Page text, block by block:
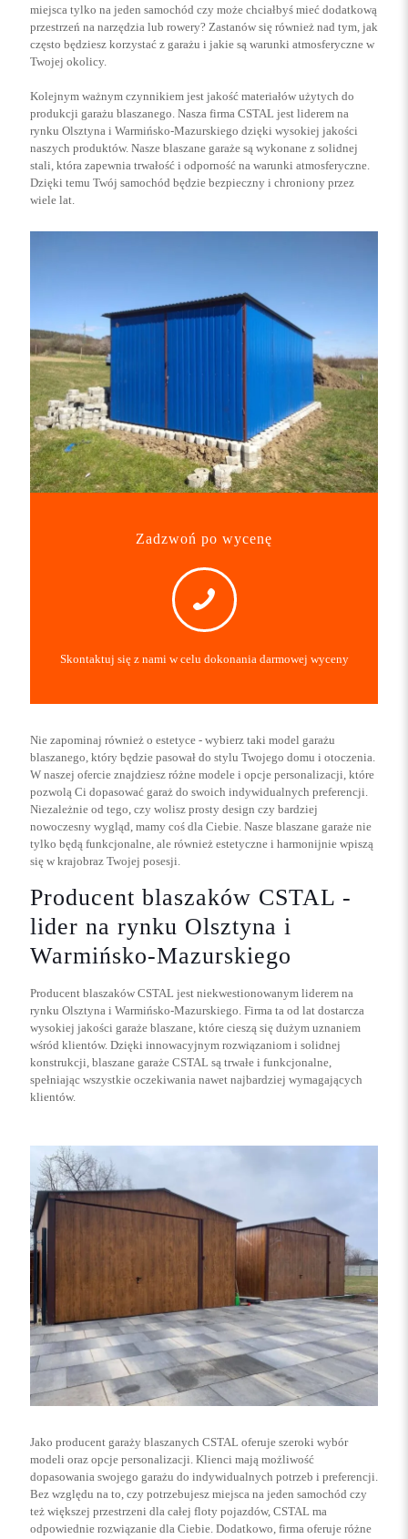
miejsca tylko na jeden samochód czy może chciałbyś mieć dodatkową
przestrzeń na narzędzia lub rowery? Zastanów się również nad tym, jak
często będziesz korzystać z garażu i jakie są warunki atmosferyczne w
Twojej okolicy.
Kolejnym ważnym czynnikiem jest jakość materiałów użytych do
produkcji garażu blaszanego. Nasza firma CSTAL jest liderem na
rynku Olsztyna i Warmińsko-Mazurskiego dzięki wysokiej jakości
naszych produktów. Nasze blaszane garaże są wykonane z solidnej
stali, która zapewnia trwałość i odporność na warunki atmosferyczne.
Dzięki temu Twój samochód będzie bezpieczny i chroniony przez
wiele lat.
Zadzwoń po wycenę
Skontaktuj się z nami w celu dokonania darmowej wyceny
Nie zapominaj również o estetyce - wybierz taki model garażu
blaszanego, który będzie pasował do stylu Twojego domu i otoczenia.
W naszej ofercie znajdziesz różne modele i opcje personalizacji, które
pozwolą Ci dopasować garaż do swoich indywidualnych preferencji.
Niezależnie od tego, czy wolisz prosty design czy bardziej
nowoczesny wygląd, mamy coś dla Ciebie. Nasze blaszane garaże nie
tylko będą funkcjonalne, ale również estetyczne i harmonijnie wpiszą
się w krajobraz Twojej posesji.
Producent blaszaków CSTAL -
lider na rynku Olsztyna i
Warmińsko-Mazurskiego
Producent blaszaków CSTAL jest niekwestionowanym liderem na
rynku Olsztyna i Warmińsko-Mazurskiego. Firma ta od lat dostarcza
wysokiej jakości garaże blaszane, które cieszą się dużym uznaniem
wśród klientów. Dzięki innowacyjnym rozwiązaniom i solidnej
konstrukcji, blaszane garaże CSTAL są trwałe i funkcjonalne,
spełniając wszystkie oczekiwania nawet najbardziej wymagających
klientów.
Jako producent garaży blaszanych CSTAL oferuje szeroki wybór
modeli oraz opcje personalizacji. Klienci mają możliwość
dopasowania swojego garażu do indywidualnych potrzeb i preferencji.
Bez względu na to, czy potrzebujesz miejsca na jeden samochód czy
też większej przestrzeni dla całej floty pojazdów, CSTAL ma
odpowiednie rozwiązanie dla Ciebie. Dodatkowo, firma oferuje różne